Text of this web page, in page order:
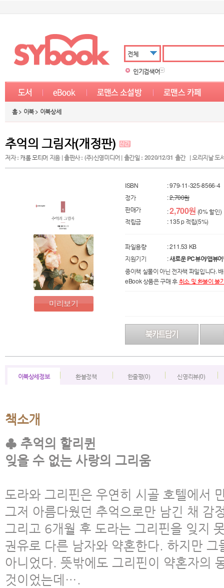
전체
인기검색어
홈 > 이북 > 이북상세
추억의 그림자(개정판)
저자 : 캐롤 모티머 지음 | 출판사 : (주)신영미디어 | 출간일 : 2020/12/31 출간 | 오리지날
미리보기
ISBN
: 979-11-325-8566-4
정가
:2,700원
판매가
:2,700원 (0% 할인)
적립금
: 135 p 적립(5%)
파일용량
: 211.53 KB
지원기기
:새로운 PC뷰어/앱뷰
종이책 실물이 아닌 전자책 파일입니다.
eBook 상품은 구매 후취소 및 환불이 불
이북상세정보 환불정책 한줄평(0) 신영리뷰(0)
책소개
♣ 추억의 할리퀸
잊을 수 없는 사랑의 그리움
도라와 그리핀은 우연히 시골 호텔에서
그저 아름다웠던 추억으로만 남긴 채 감
그리고 6개월 후 도라는 그리핀을 잊지
권유로 다른 남자와 약혼한다. 하지만
아니었다. 뜻밖에도 그리핀이 약혼자의
것이었는데….